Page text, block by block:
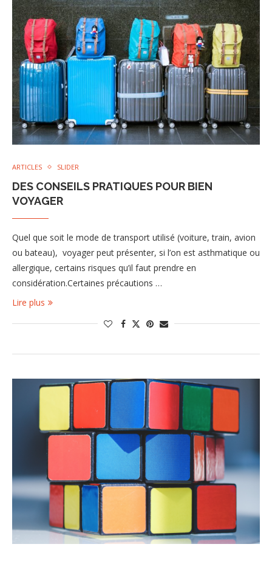
ARTICLES SLIDER
DES CONSEILS PRATIQUES POUR BIEN
VOYAGER
Quel que soit le mode de transport utilisé (voiture, train, avion
ou bateau), voyager peut présenter, si l’on est asthmatique ou
allergique, certains risques qu’il faut prendre en
considération.Certaines précautions …
Lire plus